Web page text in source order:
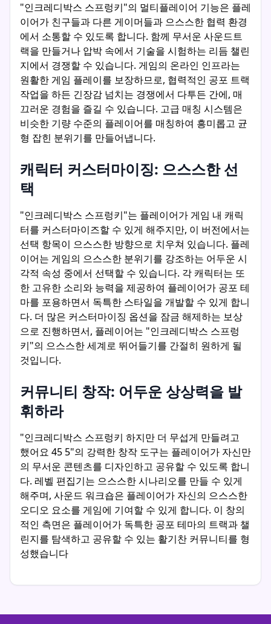
"인크레디박스 스프렁키"의 멀티플레이어 기능은 플레
이어가 친구들과 다른 게이머들과 으스스한 협력 환경
에서 소통할 수 있도록 합니다. 함께 무서운 사운드트
랙을 만들거나 압박 속에서 기술을 시험하는 리듬 챌린
지에서 경쟁할 수 있습니다. 게임의 온라인 인프라는
원활한 게임 플레이를 보장하므로, 협력적인 공포 트랙
작업을 하든 긴장감 넘치는 경쟁에서 다투든 간에, 매
끄러운 경험을 즐길 수 있습니다. 고급 매칭 시스템은
비슷한 기량 수준의 플레이어를 매칭하여 흥미롭고 균
형 잡힌 분위기를 만들어냅니다.
캐릭터 커스터마이징: 으스스한 선
택
"인크레디박스 스프렁키"는 플레이어가 게임 내 캐릭
터를 커스터마이즈할 수 있게 해주지만, 이 버전에서는
선택 항목이 으스스한 방향으로 치우쳐 있습니다. 플레
이어는 게임의 으스스한 분위기를 강조하는 어두운 시
각적 속성 중에서 선택할 수 있습니다. 각 캐릭터는 또
한 고유한 소리와 능력을 제공하여 플레이어가 공포 테
마를 포용하면서 독특한 스타일을 개발할 수 있게 합니
다. 더 많은 커스터마이징 옵션을 잠금 해제하는 보상
으로 진행하면서, 플레이어는 "인크레디박스 스프렁
키"의 으스스한 세계로 뛰어들기를 간절히 원하게 될
것입니다.
커뮤니티 창작: 어두운 상상력을 발
휘하라
"인크레디박스 스프렁키 하지만 더 무섭게 만들려고
했어요 45 5"의 강력한 창작 도구는 플레이어가 자신만
의 무서운 콘텐츠를 디자인하고 공유할 수 있도록 합니
다. 레벨 편집기는 으스스한 시나리오를 만들 수 있게
해주며, 사운드 워크숍은 플레이어가 자신의 으스스한
오디오 요소를 게임에 기여할 수 있게 합니다. 이 창의
적인 측면은 플레이어가 독특한 공포 테마의 트랙과 챌
린지를 탐색하고 공유할 수 있는 활기찬 커뮤니티를 형
성했습니다